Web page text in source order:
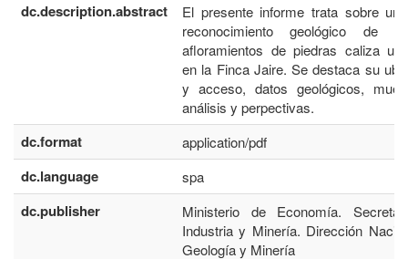
dc.description.abstract
El presente informe trata sobre un
reconocimiento geológico de
afloramientos de piedras caliza
en la Finca Jaire. Se destaca su
y acceso, datos geológicos,
análisis y perpectivas.
dc.format application/pdf
dc.language spa
dc.publisher
Ministerio de Economía.
Industria y Minería. Dirección
Geología y Minería